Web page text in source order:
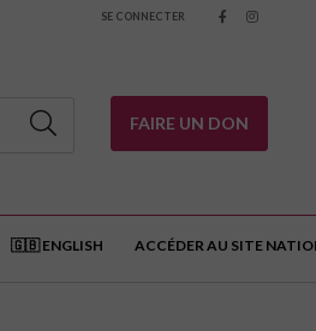
SE CONNECTER
FAIRE UN DON
🇬🇧 ENGLISH ACCÉDER AU SITE